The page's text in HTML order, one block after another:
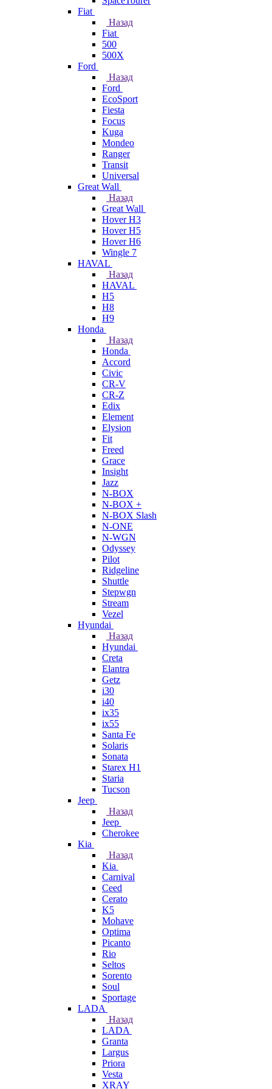
Fiat
Назад
Fiat
500
500X
Ford
Назад
Ford
EcoSport
Fiesta
Focus
Kuga
Mondeo
Ranger
Transit
Universal
Great Wall
Назад
Great Wall
Hover H3
Hover H5
Hover H6
Wingle 7
HAVAL
Назад
HAVAL
H5
H8
H9
Honda
Назад
Honda
Accord
Civic
CR-V
CR-Z
Edix
Element
Elysion
Fit
Freed
Grace
Insight
Jazz
N-BOX
N-BOX +
N-BOX Slash
N-ONE
N-WGN
Odyssey
Pilot
Ridgeline
Shuttle
Stepwgn
Stream
Vezel
Hyundai
Назад
Hyundai
Creta
Elantra
Getz
i30
i40
ix35
ix55
Santa Fe
Solaris
Sonata
Starex H1
Staria
Tucson
Jeep
Назад
Jeep
Cherokee
Kia
Назад
Kia
Carnival
Ceed
Cerato
K5
Mohave
Optima
Picanto
Rio
Seltos
Sorento
Soul
Sportage
LADA
Назад
LADA
Granta
Largus
Priora
Vesta
XRAY